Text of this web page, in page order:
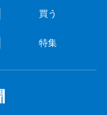
買う
特集